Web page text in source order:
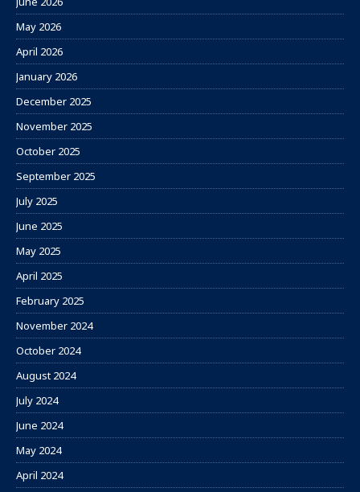
May 2026
April 2026
January 2026
December 2025
November 2025
October 2025
September 2025
July 2025
June 2025
May 2025
April 2025
February 2025
November 2024
October 2024
August 2024
July 2024
June 2024
May 2024
April 2024